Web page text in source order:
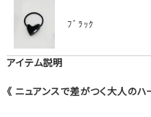
ﾌﾞﾗｯｸ
アイテム説明
《 ニュアンスで差がつく大人のハ